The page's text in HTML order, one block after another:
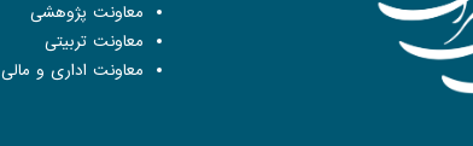
معاونت پژوهشی
معاونت تربیتی
معاونت اداری و مالی